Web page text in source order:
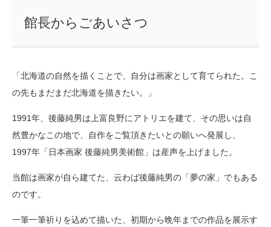
館長からごあいさつ
「北海道の自然を描くことで、自分は画家として育てられた。こ
の先もまだまだ北海道を描きたい。」
1991年、後藤純男は上富良野にアトリエを建て、その思いは自
然豊かなこの地で、自作をご覧頂きたいとの願いへ発展し、
1997年「日本画家 後藤純男美術館」は産声を上げました。
当館は画家が自ら建てた、云わば後藤純男の「夢の家」でもある
のです。
一筆一筆祈りを込めて描いた、初期から晩年までの作品を展示す